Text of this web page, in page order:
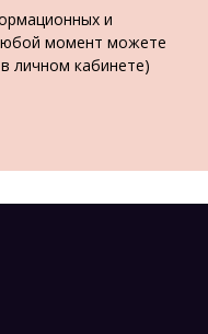
и
момент можете
личном кабинете)